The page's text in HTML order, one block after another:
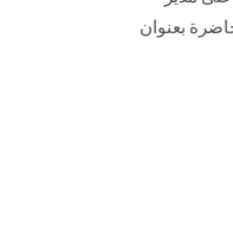
مصر 75375 والذي ألقى محاضرة بعنوان